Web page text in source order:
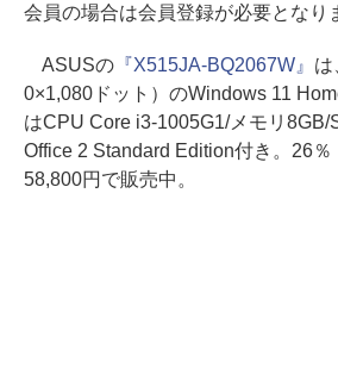
会員の場合は会員登録が必要となり
ASUSの『X515JA-BQ2067W』 は
0×1,080ドット）のWindows 11
はCPU Core i3-1005G1/メモリ8GB/
Office 2 Standard Edition付き。26
58,800円で販売中。